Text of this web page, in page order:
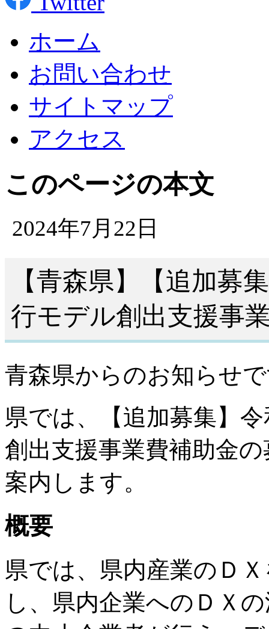
ホーム
お問い合わせ
サイトマップ
アクセス
このページの本文
2024年7月22日
【青森県】【追加募
行モデル創出支援事
青森県からのお知らせ
県では、【追加募集】
創出支援事業費補助金
案内します。
概要
県では、県内産業のＤ
し、県内企業へのＤＸ